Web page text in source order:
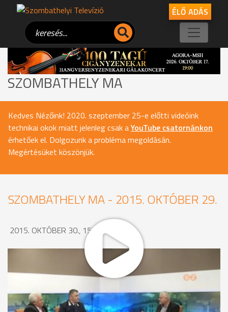
ÉLŐ ADÁS
SZOMBATHELY MA
Kedves Nézőink! 2020. szeptember 25-e előtti videóink
technikai okok miatt jelenleg csak aYouTube csatornánkon
érhetőek el. Dolgozunk a probléma megoldásán.
Megértésüket köszönjük.
SZOMBATHELY MA - 2015. OKTÓBER 29.
2015. OKTÓBER 30., 15:14
MEGOSZTÁS